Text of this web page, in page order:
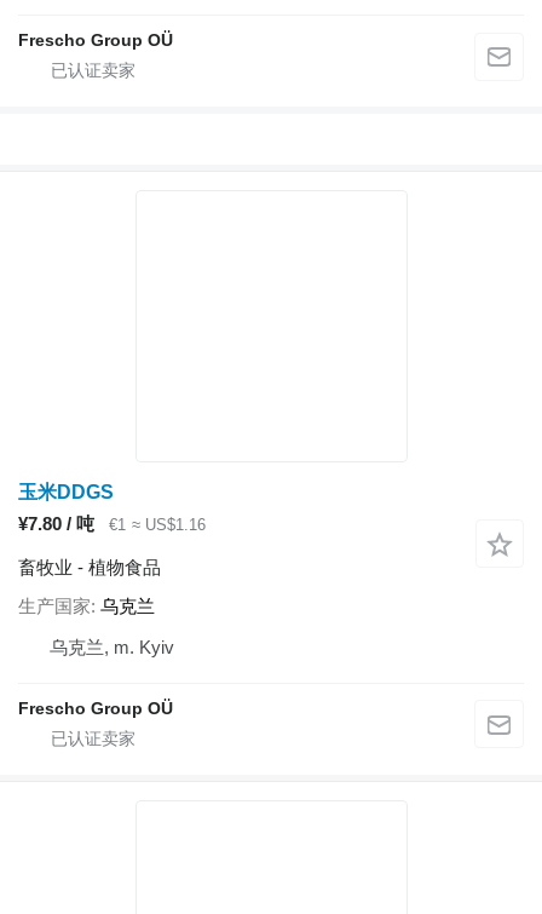
Frescho Group OÜ
玉米DDGS
¥7.80 / 吨
€1 ≈ US$1.16
畜牧业 - 植物食品
生产国家 乌克兰
乌克兰, m. Kyiv
Frescho Group OÜ